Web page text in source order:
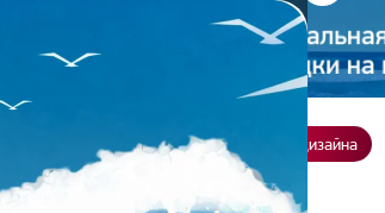
Заказать презентацию Студия дизайна
академии презентаций